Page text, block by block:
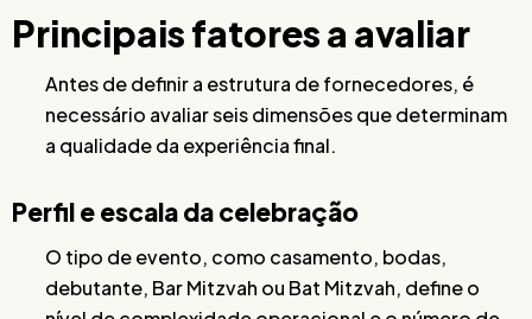
Principais fatores a avaliar
Antes de definir a estrutura de fornecedores, é
necessário avaliar seis dimensões que determinam
a qualidade da experiência final.
Perfil e escala da celebração
O tipo de evento, como casamento, bodas,
debutante, Bar Mitzvah ou Bat Mitzvah, define o